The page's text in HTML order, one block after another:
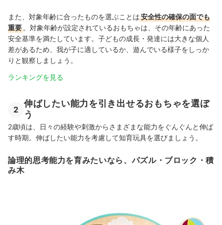
また、対象年齢に合ったものを選ぶことは安全性の確保の面でも
重要。対象年齢が設定されているおもちゃは、その年齢にあった
安全基準を満たしています。子どもの成長・発達には大きな個人
差があるため、我が子に適しているか、遊んでいる様子をしっか
りと観察しましょう。
ランキングを見る
2
伸ばしたい能力を引き出せるおもちゃを選ぼ
う
2歳頃は、日々の経験や刺激からさまざまな能力をぐんぐんと伸ば
す時期。伸ばしたい能力を考慮して知育玩具を選びましょう。
論理的思考能力を育みたいなら、パズル・ブロック・積
み木